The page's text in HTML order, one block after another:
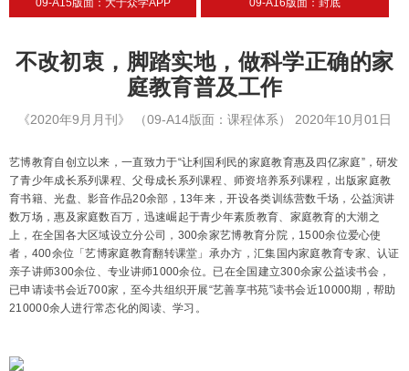
09-A15版面：大于众学APP 09-A16版面：封底
不改初衷，脚踏实地，做科学正确的家
庭教育普及工作
《2020年9月月刊》 （09-A14版面：课程体系） 2020年10月01日
艺博教育自创立以来，一直致力于“让利国利民的家庭教育惠及四亿家庭”，研发
了青少年成长系列课程、父母成长系列课程、师资培养系列课程，出版家庭教
育书籍、光盘、影音作品20余部，13年来，开设各类训练营数千场，公益演讲
数万场，惠及家庭数百万，迅速崛起于青少年素质教育、家庭教育的大潮之
上，在全国各大区域设立分公司，300余家艺博教育分院，1500余位爱心使
者，400余位「艺博家庭教育翻转课堂」承办方，汇集国内家庭教育专家、认证
亲子讲师300余位、专业讲师1000余位。已在全国建立300余家公益读书会，
已申请读书会近700家，至今共组织开展“艺善享书苑”读书会近10000期，帮助
210000余人进行常态化的阅读、学习。